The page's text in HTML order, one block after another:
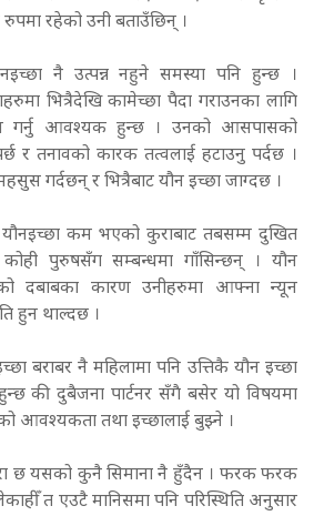
रहेको उनी बताउँछिन् ।
नै उत्पन्न नहुने समस्या पनि हुन्छ ।
भित्रैदेखि कामेच्छा पैदा गराउनका लागि
गर्नु आवश्यक हुन्छ । उनको आसपासको
र तनावको कारक तत्वलाई हटाउनु पर्दछ ।
गर्दछन् र भित्रैबाट यौन इच्छा जाग्दछ ।
कम भएको कुराबाट तबसम्म दुखित
पुरुषसँग सम्बन्धमा गाँसिन्छन् । यौन
दबाबका कारण उनीहरुमा आफ्ना न्यून
हुन थाल्दछ ।
बराबर नै महिलामा पनि उत्तिकै यौन इच्छा
हुन्छ की दुबैजना पार्टनर सँगै बसेर यो विषयमा
आवश्यकता तथा इच्छालाई बुझ्ने ।
छ यसको कुनै सिमाना नै हुँदैन । फरक फरक
त एउटै मानिसमा पनि परिस्थिति अनुसार